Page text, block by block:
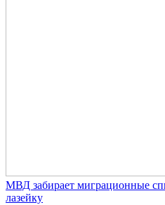
МВД забирает миграционные
лазейку